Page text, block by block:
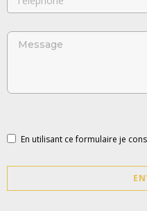
En utilisant ce formulaire je